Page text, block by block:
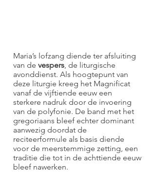
Maria’s lofzang diende ter afsluiting
van de vespers, de liturgische
avonddienst. Als hoogtepunt van
deze liturgie kreeg het Magnificat
vanaf de vijftiende eeuw een
sterkere nadruk door de invoering
van de polyfonie. De band met het
gregoriaans bleef echter dominant
aanwezig doordat de
reciteerformule als basis diende
voor de meerstemmige zetting, een
traditie die tot in de achttiende eeuw
bleef nawerken.